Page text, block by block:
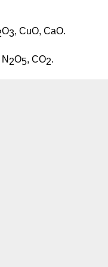
O3, CuO, CaO.
N 2O5, CO2.